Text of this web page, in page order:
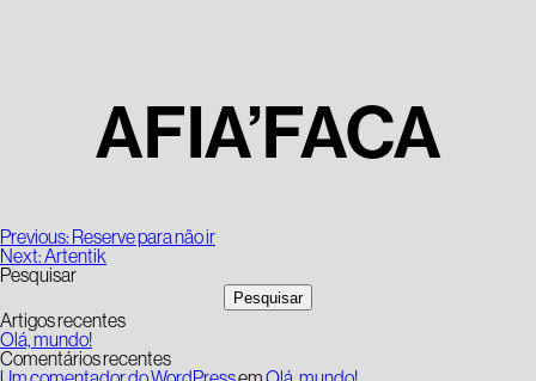
AFIA’FACA
Navegação
de
artigos
Previous: Reserve para não ir
Next:Artentik
Pesquisar
Pesquisar
Artigos recentes
Olá, mundo!
Comentários recentes